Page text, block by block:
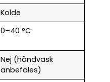
Kolde
0–40 °C
Nej (håndvask
anbefales)